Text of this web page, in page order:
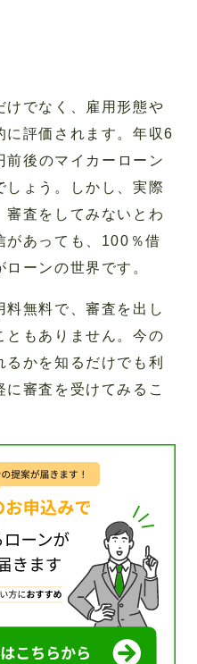
けでなく、雇用形態や
に評価されます。年収6
後のマイカーローン
しょう。しかし、実際
審査をしてみないとわ
があっても、100％借
ーンの世界です。
料無料で、審査を出し
ともありません。今の
かを知るだけでも利
審査を受けてみるこ